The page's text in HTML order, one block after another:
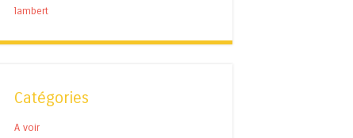
lambert
Catégories
A voir